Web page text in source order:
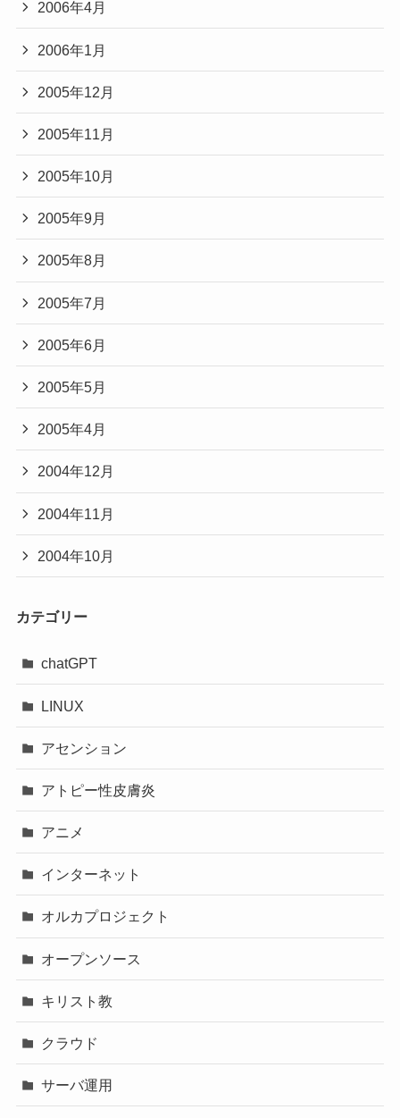
2006年4月
2006年1月
2005年12月
2005年11月
2005年10月
2005年9月
2005年8月
2005年7月
2005年6月
2005年5月
2005年4月
2004年12月
2004年11月
2004年10月
カテゴリー
chatGPT
LINUX
アセンション
アトピー性皮膚炎
アニメ
インターネット
オルカプロジェクト
オープンソース
キリスト教
クラウド
サーバ運用